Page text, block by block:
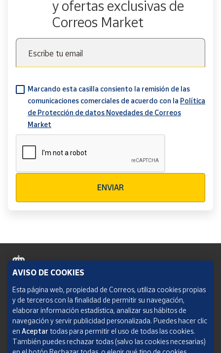
y ofertas exclusivas de
Correos Market
Escribe tu email
Marcando esta casilla consiento la remisión de las
comunicaciones comerciales de acuerdo con la Política
de Protección de datos Novedades de Correos
Market
ENVIAR
Política de cookies
Aviso legal
Condiciones del servicio
Política de Privacidad Web
AVISO DE COOKIES
Esta página web, propiedad de Correos, utiliza cookies propias
y de terceros con la finalidad de permitir su navegación,
elaborar información estadística, analizar sus hábitos de
navegación y servir publicidad personalizada. Puedes hacer clic
en Aceptar todas para permitir el uso de todas las cookies.
También puedes rechazar todas (salvo las cookies necesarias)